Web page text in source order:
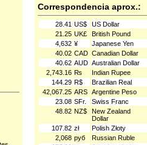
Correspondencia aprox.:
28.41 US$
US Dollar
21.25 UK£
British Pound
4,632 ¥
Japanese Yen
40.02 CAD Canadian Dollar
40.62 AUD Australian Dollar
2,743.16 ₨
Indian Rupee
144.29 R$
Brazilian Real
42,067.25 ARS Argentine Peso
23.08 SFr.
Swiss Franc
48.82 NZ$
New Zealand
Dollar
107.82 zł
Polish Złoty
2,068 руб
Russian Ruble